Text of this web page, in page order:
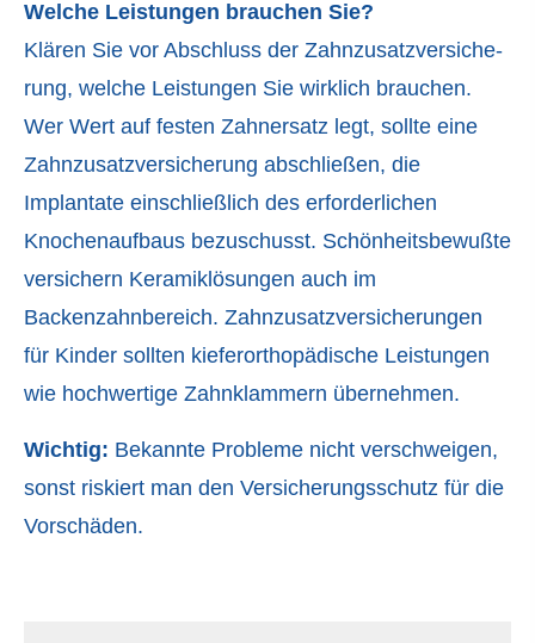
Welche Leistungen brauchen Sie?
Klären Sie vor Abschluss der Zahn­zu­satz­ver­si­che­
rung, welche Leistungen Sie wirklich brauchen.
Wer Wert auf festen Zahnersatz legt, sollte eine
Zahn­zu­satz­ver­si­che­rung abschließen, die
Implantate einschließlich des erforderlichen
Knochenaufbaus bezuschusst. Schönheitsbewußte
ver­sichern Keramiklösungen auch im
Backenzahnbereich. Zahn­zu­satz­ver­si­che­rungen
für Kinder sollten kieferorthopädische Leistungen
wie hochwertige Zahnklammern übernehmen.
Wichtig: Bekannte Probleme nicht verschweigen,
sonst riskiert man den Versicherungsschutz für die
Vorschäden.